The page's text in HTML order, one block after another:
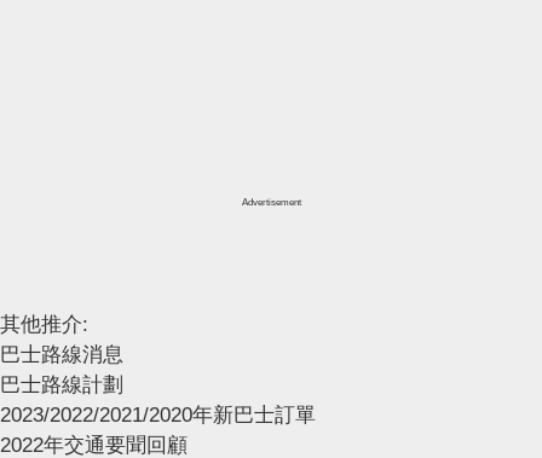
Advertisement
其他推介:
巴士路線消息
巴士路線計劃
2023/2022/2021/2020年新巴士訂單
2022年交通要聞回顧